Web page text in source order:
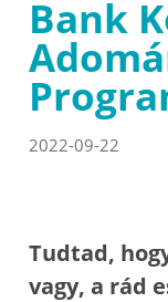
Bank
2022-09-22
Tudtad,
vagy, a rád